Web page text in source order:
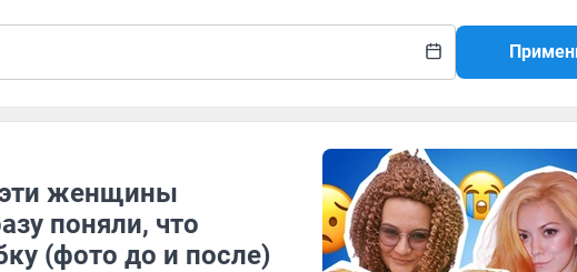
эти женщины
поняли, что
(фото до и после)